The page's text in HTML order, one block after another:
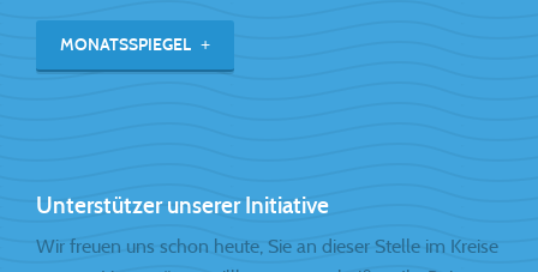
MONATSSPIEGEL
Unterstützer unserer Initiative
Wir freuen uns schon heute, Sie an dieser Stelle im Kreise